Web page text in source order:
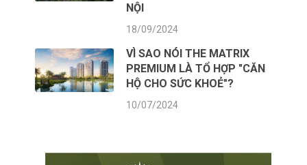
NỘI
18/09/2024
VÌ SAO NÓI THE MATRIX
PREMIUM LÀ TỔ HỢP "CĂN
HỘ CHO SỨC KHOẺ"?
10/07/2024